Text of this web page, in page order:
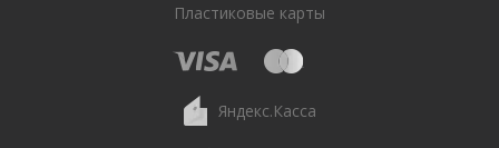
Пластиковые карты
Яндекс.Касса